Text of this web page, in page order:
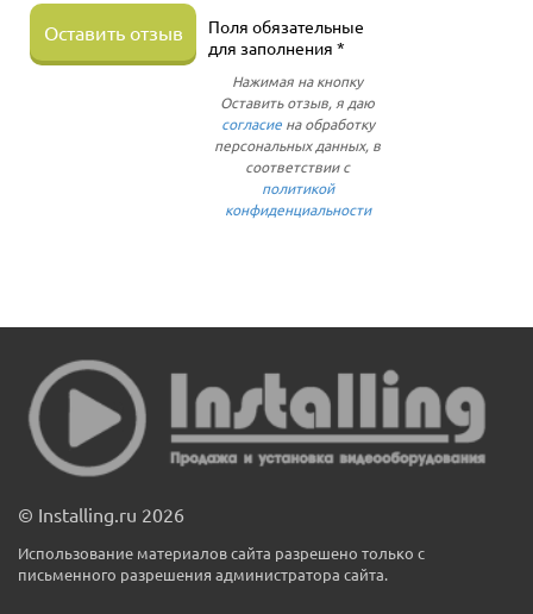
Оставить отзыв
Поля обязательные
для заполнения *
Нажимая на кнопку
Оставить отзыв, я даю
согласиена обработку
персональных данных, в
соответствии с
политикой
конфиденциальности
© Installing.ru 2026
Использование материалов сайта разрешено только с
письменного разрешения администратора сайта.